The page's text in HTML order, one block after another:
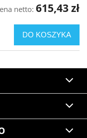
netto: 615,43 zł
DO KOSZYKA